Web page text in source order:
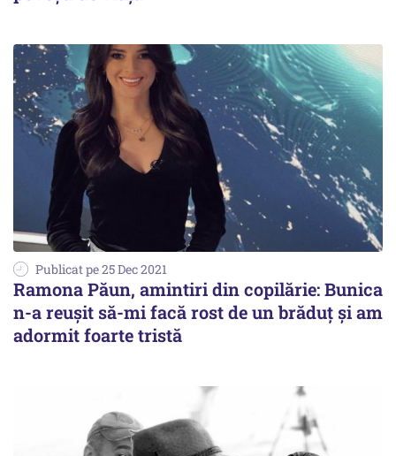
Publicat pe 25 Dec 2021
Ramona Păun, amintiri din copilărie: Bunica
n-a reușit să-mi facă rost de un brăduț și am
adormit foarte tristă